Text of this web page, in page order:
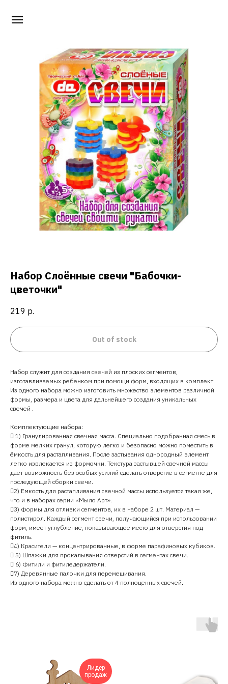
Набор Слоённые свечи "Бабочки-
цветочки"
219 р.
Out of stock
Набор служит для создания свечей из плоских сегментов,
изготавливаемых ребенком при помощи форм, входящих в комплект.
Из одного набора можно изготовить множество элементов различной
формы, размера и цвета для дальнейшего создания уникальных
свечей .
Комплектующие набора:
 1) Гранулированная свечная масса. Специально подобранная смесь в
форме мелких гранул, которую легко и безопасно можно поместить в
ёмкость для растапливания. После застывания однородный элемент
легко извлекается из формочки. Текстура застывшей свечной массы
дает возможность без особых усилий сделать отверстие в сегменте для
последующей сборки свечи.
2) Емкость для растапливания свечной массы используется такая же,
что и в наборах серии «Мыло Арт».
3) Формы для отливки сегментов, их в наборе 2 шт. Материал —
полистирол. Каждый сегмент свечи, получающийся при использовании
форм, имеет углубление, показывающее место для отверстия под
фитиль.
4) Красители — концентрированные, в форме парафиновых кубиков.
 5) Шпажки для прокалывания отверстий в сегментах свечи.
 6) Фитили и фитиледержатели.
7) Деревянные палочки для перемешивания.
Из одного набора можно сделать от 4 полноценных свечей.
Лидер
продаж